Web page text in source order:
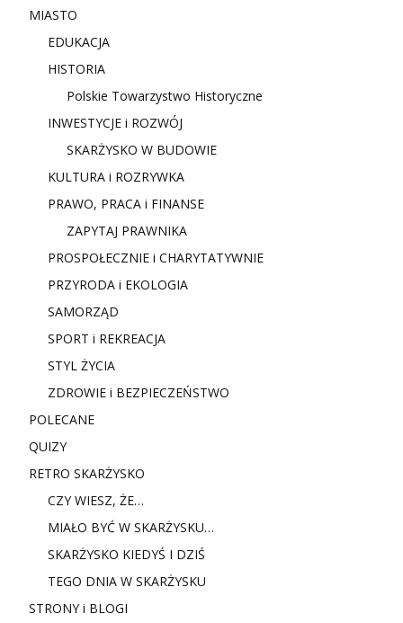
MIASTO
EDUKACJA
HISTORIA
Polskie Towarzystwo Historyczne
INWESTYCJE i ROZWÓJ
SKARŻYSKO W BUDOWIE
KULTURA i ROZRYWKA
PRAWO, PRACA i FINANSE
ZAPYTAJ PRAWNIKA
PROSPOŁECZNIE i CHARYTATYWNIE
PRZYRODA i EKOLOGIA
SAMORZĄD
SPORT i REKREACJA
STYL ŻYCIA
ZDROWIE i BEZPIECZEŃSTWO
POLECANE
QUIZY
RETRO SKARŻYSKO
CZY WIESZ, ŻE…
MIAŁO BYĆ W SKARŻYSKU…
SKARŻYSKO KIEDYŚ I DZIŚ
TEGO DNIA W SKARŻYSKU
STRONY i BLOGI